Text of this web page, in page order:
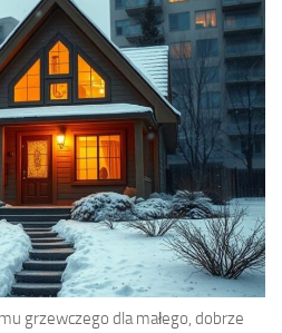
grzewczego dla małego, dobrze